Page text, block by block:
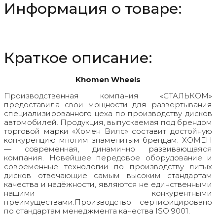
ET45
D67.1
Информация о товаре:
Краткое описание:
Khomen Wheels
Производственная компания «СТАЛЬКОМ»
предоставила свои мощности для развертывания
специализированного цеха по производству дисков
автомобилей. Продукция, выпускаемая под брендом
торговой марки «Хомен Вилс» составит достойную
конкуренцию многим знаменитым брендам. ХОМЕН
— современная, динамично развивающаяся
компания. Новейшее передовое оборудование и
современные технологии по производству литых
дисков отвечающие самым высоким стандартам
качества и надёжности, являются не единственными
нашими конкурентными
преимуществами.Производство сертифицировано
по стандартам менеджмента качества ISO 9001.